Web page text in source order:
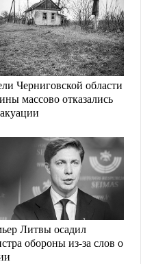
Черниговской области
массово отказались
Литвы осадил
обороны из-за слов о